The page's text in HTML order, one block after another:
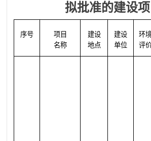
拟批准的建设项
序号
项目
名称
建设
地点
建设
单位
环
评